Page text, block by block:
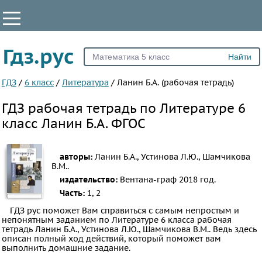
Все
1
3
4
5
6
7
8
9
10
11
Гдз.рус
ГДЗ / 6 класс / Литература / Ланин Б.А. (рабочая тетрадь)
ГДЗ рабочая тетрадь по Литературе 6
класс Ланин Б.А. ФГОС
авторы: Ланин Б.А., Устинова Л.Ю., Шамчикова
В.М..
издательство: Вентана-граф2018 год.
Часть:1, 2
ГДЗ рус поможет Вам справиться с самым непростым и
непонятным заданием по Литературе 6 класса рабочая
тетрадь Ланин Б.А., Устинова Л.Ю., Шамчикова В.М.. Ведь здесь
описан полный ход действий, который поможет вам
выполнить домашние задание.